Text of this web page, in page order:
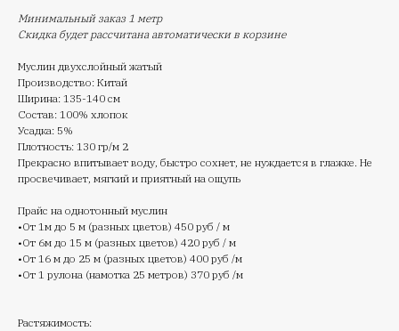
Минимальный заказ 1 метр
Скидка будет рассчитана автоматически в корзине
Муслин двухслойный жатый
Производство: Китай
Ширина: 135-140 см
Состав: 100% хлопок
Усадка: 5%
Плотность: 130 гр/м 2
Прекрасно впитывает воду, быстро сохнет, не нуждается в глажке. Не
просвечивает, мягкий и приятный на ощупь
Прайс на однотонный муслин
•От 1м до 5 м (разных цветов) 450 руб / м
•От 6м до 15 м (разных цветов) 420 руб / м
•От 16 м до 25 м (разных цветов) 400 руб /м
•От 1 рулона (намотка 25 метров) 370 руб /м
Растяжимость: